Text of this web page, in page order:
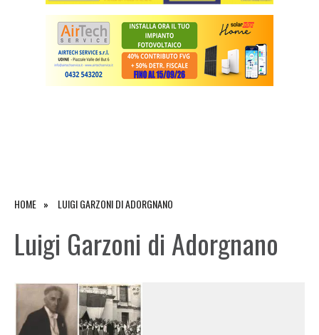
HOME LUIGI GARZONI DI ADORGNANO
Luigi Garzoni di Adorgnano